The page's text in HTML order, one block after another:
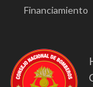
Financiamiento